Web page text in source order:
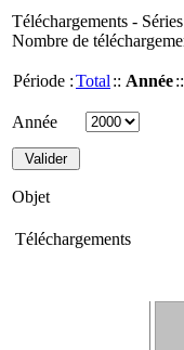
Téléchargements -
Nombre de
Période :Total :: Année::
Année
Objet
Téléchargements